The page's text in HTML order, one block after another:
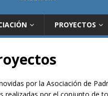
PROYECTOS
por la Asociación de